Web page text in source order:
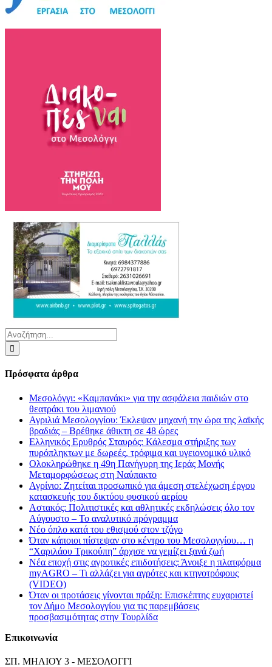
Αναζήτηση
για:
Πρόσφατα άρθρα
Μεσολόγγι: «Καμπανάκι» για την ασφάλεια παιδιών στο
θεατράκι του λιμανιού
Αγριλιά Μεσολογγίου: Έκλεψαν μηχανή την ώρα της λαϊκής
βραδιάς – Βρέθηκε άθικτη σε 48 ώρες
Ελληνικός Ερυθρός Σταυρός: Κάλεσμα στήριξης των
πυρόπληκτων με δωρεές, τρόφιμα και υγειονομικό υλικό
Ολοκληρώθηκε η 49η Πανήγυρη της Ιεράς Μονής
Μεταμορφώσεως στη Ναύπακτο
Αγρίνιο: Ζητείται προσωπικό για άμεση στελέχωση έργου
κατασκευής του δικτύου φυσικού αερίου
Αστακός: Πολιτιστικές και αθλητικές εκδηλώσεις όλο τον
Αύγουστο – Το αναλυτικό πρόγραμμα
Νέο όπλο κατά του εθισμού στον τζόγο
Όταν κάποιοι πίστεψαν στο κέντρο του Μεσολογγίου… η
“Χαριλάου Τρικούπη” άρχισε να γεμίζει ξανά ζωή
Νέα εποχή στις αγροτικές επιδοτήσεις: Άνοιξε η πλατφόρμα
myAGRO – Τι αλλάζει για αγρότες και κτηνοτρόφους
(VIDEO)
Όταν οι προτάσεις γίνονται πράξη: Επισκέπτης ευχαριστεί
τον Δήμο Μεσολογγίου για τις παρεμβάσεις
προσβασιμότητας στην Τουρλίδα
Επικοινωνία
ΣΠ. ΜΗΛΙΟΥ 3 - ΜΕΣΟΛΟΓΓΙ